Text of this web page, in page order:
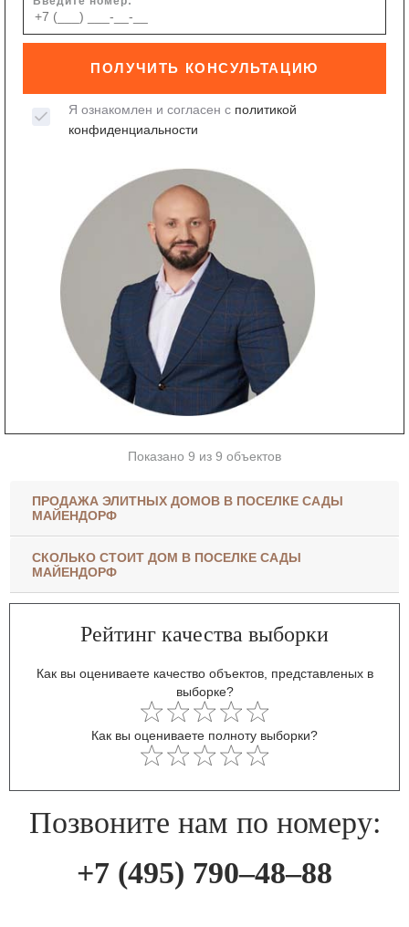
ПОЛУЧИТЬ КОНСУЛЬТАЦИЮ
Я ознакомлен и согласен с политикой
конфиденциальности
Показано 9 из 9 объектов
ПРОДАЖА ЭЛИТНЫХ ДОМОВ В ПОСЕЛКЕ САДЫ
МАЙЕНДОРФ
СКОЛЬКО СТОИТ ДОМ В ПОСЕЛКЕ САДЫ
МАЙЕНДОРФ
Рейтинг качества выборки
Как вы оцениваете качество объектов, представленых в
выборке?
Как вы оцениваете полноту выборки?
Позвоните нам по номеру:
+7 (495) 790–48–88